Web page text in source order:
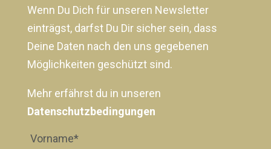
Wenn Du Dich für unseren Newsletter
einträgst, darfst Du Dir sicher sein, dass
Deine Daten nach den uns gegebenen
Möglichkeiten geschützt sind.
Mehr erfährst du in unseren
Datenschutzbedingungen
Vorname*